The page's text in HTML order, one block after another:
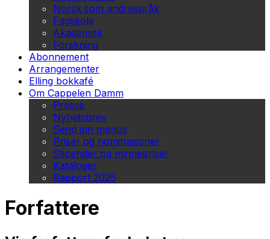
Norsk som andrespråk
Fagskole
Akademisk
Forskning
Abonnement
Arrangementer
Elling bokkafé
Om Cappelen Damm
Presse
Nyhetsbrev
Send inn manus
Priser og nominasjoner
Stipender og minnepriser
Kataloger
Rapport 2025
Forfattere